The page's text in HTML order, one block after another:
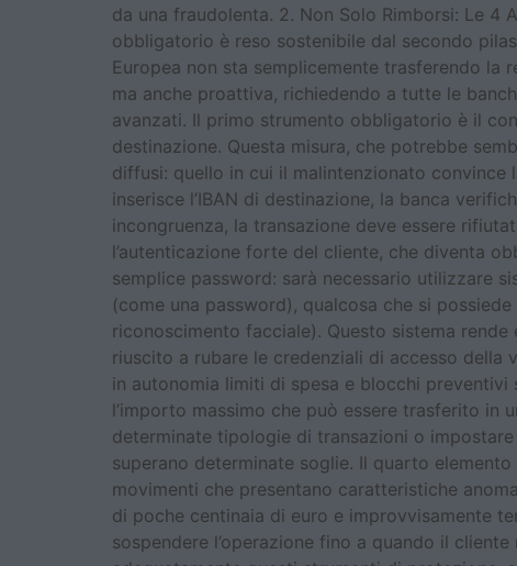
da una fraudolenta. 2. Non Solo Rimborsi: Le
obbligatorio è reso sostenibile dal secondo
Europea non sta semplicemente trasferendo la
ma anche proattiva, richiedendo a tutte le
avanzati. Il primo strumento obbligatorio è il
destinazione. Questa misura, che potrebbe
diffusi: quello in cui il malintenzionato
inserisce l’IBAN di destinazione, la banca
incongruenza, la transazione deve essere
l’autenticazione forte del cliente, che diventa
semplice password: sarà necessario utilizzare
(come una password), qualcosa che si
riconoscimento facciale). Questo sistema
riuscito a rubare le credenziali di accesso
in autonomia limiti di spesa e blocchi
l’importo massimo che può essere trasferito
determinate tipologie di transazioni o
superano determinate soglie. Il quarto
movimenti che presentano caratteristiche
di poche centinaia di euro e improvvisamente
sospendere l’operazione fino a quando il